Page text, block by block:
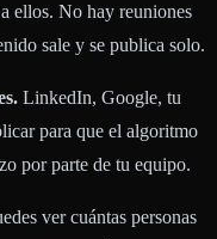
ellos. No hay reuniones
sale y se publica solo.
LinkedIn, Google, tu
para que el algoritmo
por parte de tu equipo.
ver cuántas personas